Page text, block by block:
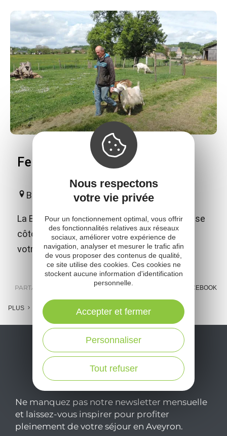
Ferme découverte de la Borde
Bournazel
La Borde, ferme découverte où les animaux se
côtoient en bonne intelligence et attendent
votre visite et vos meilleures attentions.
PARTAGER : E-MAIL FACEBOOK
PLUS
Ne manquez pas notre newsletter mensuelle
et laissez-vous inspirer pour profiter
pleinement de votre séjour en Aveyron.
Nous respectons
votre vie privée
Pour un fonctionnement optimal, vous offrir
des fonctionnalités relatives aux réseaux
sociaux, améliorer votre expérience de
navigation, analyser et mesurer le trafic afin
de vous proposer des contenus de qualité,
ce site utilise des cookies. Ces cookies ne
stockent aucune information d'identification
personnelle.
Tout refuser
Personnaliser
Accepter et fermer